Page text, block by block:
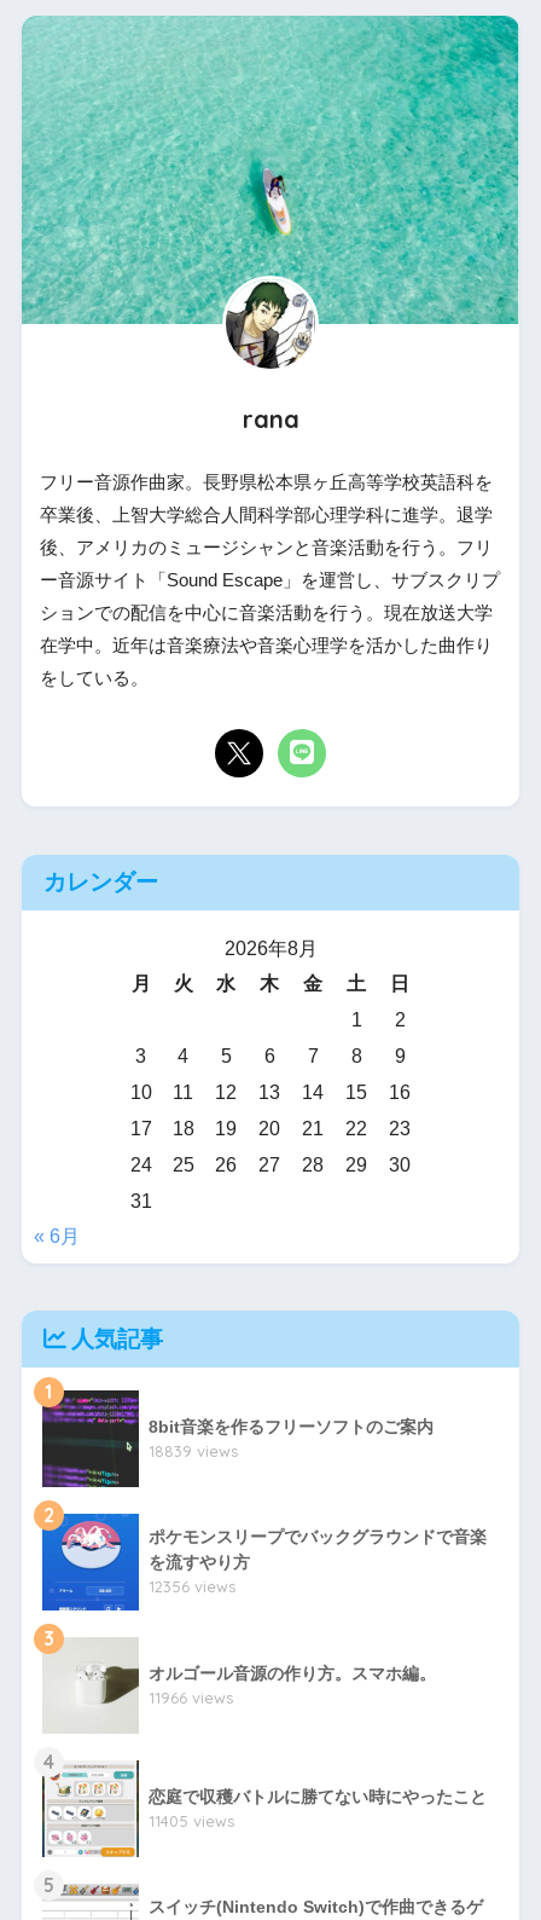
rana
フリー音源作曲家。長野県松本県ヶ丘高等学校英語科を
卒業後、上智大学総合人間科学部心理学科に進学。退学
後、アメリカのミュージシャンと音楽活動を行う。フリ
ー音源サイト「Sound Escape」を運営し、サブスクリプ
ションでの配信を中心に音楽活動を行う。現在放送大学
在学中。近年は音楽療法や音楽心理学を活かした曲作り
をしている。
カレンダー
2026年8月
月
火 水 木 金 土
日
1
2
3
4 5 6 7 8
9
10
11 12 13 14 15
16
17
18 19 20 21 22
23
24
25 26 27 28 29
30
31
« 6月
人気記事
1
8bit音楽を作るフリーソフトのご案内
18839 views
2
ポケモンスリープでバックグラウンドで音楽
を流すやり方
12356 views
3
オルゴール音源の作り方。スマホ編。
11966 views
4
恋庭で収穫バトルに勝てない時にやったこと
11405 views
5
スイッチ(Nintendo Switch)で作曲できるゲ